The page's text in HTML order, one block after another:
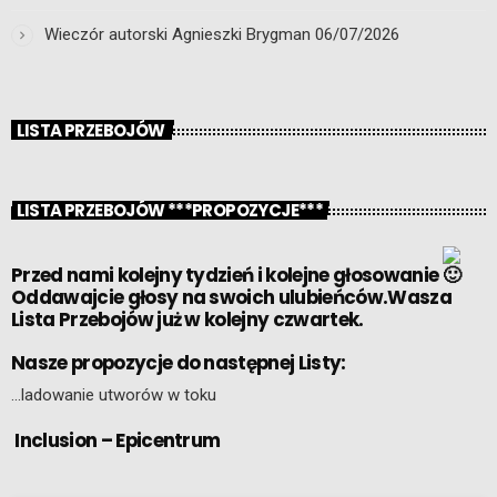
Wieczór autorski Agnieszki Brygman 06/07/2026
LISTA PRZEBOJÓW
LISTA PRZEBOJÓW ***PROPOZYCJE***
Przed nami kolejny tydzień i kolejne głosowanie
Oddawajcie głosy na swoich ulubieńców.Wasza
Lista Przebojów już w kolejny czwartek.
Nasze propozycje do następnej Listy:
…ladowanie utworów w toku
Inclusion – Epicentrum